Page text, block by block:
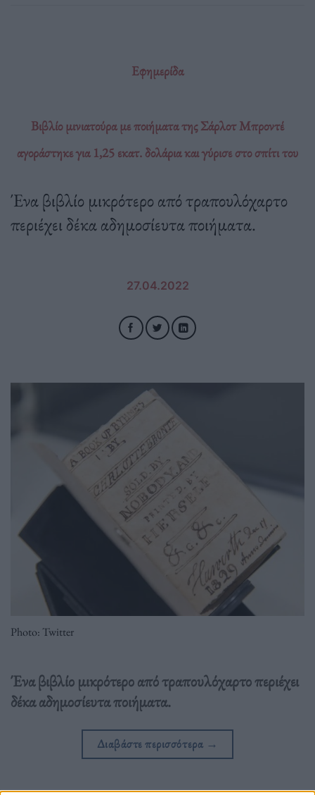
Εφημερίδα
Βιβλίο μινιατούρα με ποιήματα της Σάρλοτ Μπροντέ
αγοράστηκε για 1,25 εκατ. δολάρια και γύρισε στο σπίτι του
Ένα βιβλίο μικρότερο από τραπουλόχαρτο
περιέχει δέκα αδημοσίευτα ποιήματα.
27.04.2022
Photo: Twitter
Ένα βιβλίο μικρότερο από τραπουλόχαρτο περιέχει
δέκα αδημοσίευτα ποιήματα.
Διαβάστε περισσότερα →